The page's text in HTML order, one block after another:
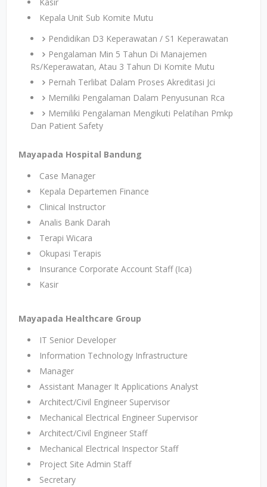
Kepala Unit Sub Komite Mutu
Pendidikan D3 Keperawatan / S1 Keperawatan
Pengalaman Min 5 Tahun Di Manajemen
Rs/Keperawatan, Atau 3 Tahun Di Komite Mutu
Pernah Terlibat Dalam Proses Akreditasi Jci
Memiliki Pengalaman Dalam Penyusunan Rca
Memiliki Pengalaman Mengikuti Pelatihan Pmkp
Dan Patient Safety
Mayapada Hospital Bandung
Case Manager
Kepala Departemen Finance
Clinical Instructor
Analis Bank Darah
Terapi Wicara
Okupasi Terapis
Insurance Corporate Account Staff (Ica)
Kasir
Mayapada Healthcare Group
IT Senior Developer
Information Technology Infrastructure
Manager
Assistant Manager It Applications Analyst
Architect/Civil Engineer Supervisor
Mechanical Electrical Engineer Supervisor
Architect/Civil Engineer Staff
Mechanical Electrical Inspector Staff
Project Site Admin Staff
Secretary